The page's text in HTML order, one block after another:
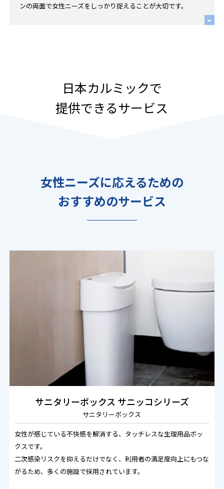
ンの両面で女性ニーズをしっかり捉えることが大切です。
日本カルミックで
提供できるサービス
女性ニーズに応えるための
おすすめのサービス
サニタリーボックス サニッコシリーズ
サニタリーボックス
女性が感じている不快感を解消する、タッチレスな生理用品ボッ
クスです。
二次感染リスクを抑えるだけでなく、利用者の満足度向上にもつな
がるため、多くの施設で採用されています。